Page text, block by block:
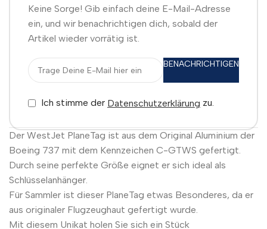
Keine Sorge! Gib einfach deine E-Mail-Adresse
ein, und wir benachrichtigen dich, sobald der
Artikel wieder vorrätig ist.
BENACHRICHTIGEN
Ich stimme der Datenschutzerklärung zu.
Der WestJet PlaneTag ist aus dem Original Aluminium der
Boeing 737 mit dem Kennzeichen C-GTWS gefertigt.
Durch seine perfekte Größe eignet er sich ideal als
Schlüsselanhänger.
Für Sammler ist dieser PlaneTag etwas Besonderes, da er
aus originaler Flugzeughaut gefertigt wurde.
Mit diesem Unikat holen Sie sich ein Stück